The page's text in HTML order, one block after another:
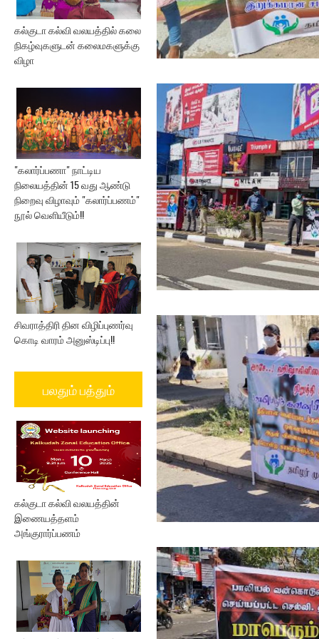
கல்குடா கல்வி வலயத்தில் கலை
நிகழ்வுகளுடன் கலைமகளுக்கு
விழா
"கலார்ப்பணா" நாட்டிய
நிலையத்தின் 15 வது ஆண்டு
நிறைவு விழாவும் "கலார்ப்பணம்"
நூல் வெளியீடும்!!
சிவராத்திரி தின விழிப்புணர்வு
கொடி வாரம் அனுஸ்டிப்பு!!
பலதும் பத்தும்
கல்குடா கல்வி வலயத்தின்
இணையத்தளம்
அங்குரார்ப்பணம்